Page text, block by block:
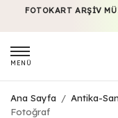
FOTOKART ARŞIV
MENÜ
Ana Sayfa / Antika-
Fotoğraf